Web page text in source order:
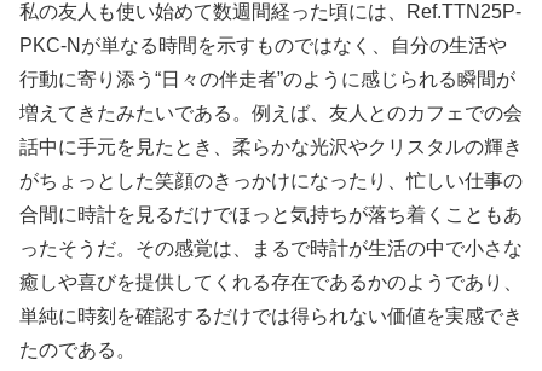
私の友人も使い始めて数週間経った頃には、Ref.TTN25P-
PKC-Nが単なる時間を示すものではなく、自分の生活や
行動に寄り添う“日々の伴走者”のように感じられる瞬間が
増えてきたみたいである。例えば、友人とのカフェでの会
話中に手元を見たとき、柔らかな光沢やクリスタルの輝き
がちょっとした笑顔のきっかけになったり、忙しい仕事の
合間に時計を見るだけでほっと気持ちが落ち着くこともあ
ったそうだ。その感覚は、まるで時計が生活の中で小さな
癒しや喜びを提供してくれる存在であるかのようであり、
単純に時刻を確認するだけでは得られない価値を実感でき
たのである。